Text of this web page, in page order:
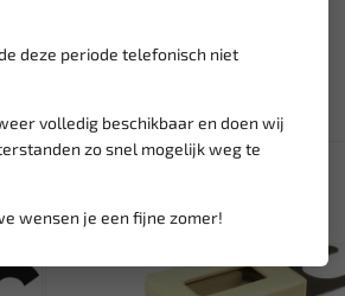
deze periode telefonisch niet
volledig beschikbaar en doen wij
zo snel mogelijk weg te
wensen je een fijne zomer!